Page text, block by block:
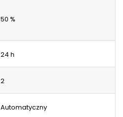
50 %
24 h
2
Automatyczny